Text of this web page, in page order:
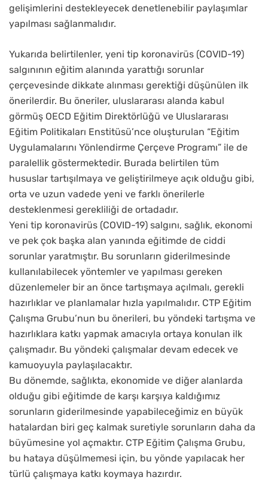
gelişimlerini destekleyecek denetlenebilir paylaşımlar
yapılması sağlanmalıdır.
Yukarıda belirtilenler, yeni tip koronavirüs (COVID-19)
salgınının eğitim alanında yarattığı sorunlar
çerçevesinde dikkate alınması gerektiği düşünülen ilk
önerilerdir. Bu öneriler, uluslararası alanda kabul
görmüş OECD Eğitim Direktörlüğü ve Uluslararası
Eğitim Politikaları Enstitüsü’nce oluşturulan “Eğitim
Uygulamalarını Yönlendirme Çerçeve Programı” ile de
paralellik göstermektedir. Burada belirtilen tüm
hususlar tartışılmaya ve geliştirilmeye açık olduğu gibi,
orta ve uzun vadede yeni ve farklı önerilerle
desteklenmesi gerekliliği de ortadadır.
Yeni tip koronavirüs (COVID-19) salgını, sağlık, ekonomi
ve pek çok başka alan yanında eğitimde de ciddi
sorunlar yaratmıştır. Bu sorunların giderilmesinde
kullanılabilecek yöntemler ve yapılması gereken
düzenlemeler bir an önce tartışmaya açılmalı, gerekli
hazırlıklar ve planlamalar hızla yapılmalıdır. CTP Eğitim
Çalışma Grubu’nun bu önerileri, bu yöndeki tartışma ve
hazırlıklara katkı yapmak amacıyla ortaya konulan ilk
çalışmadır. Bu yöndeki çalışmalar devam edecek ve
kamuoyuyla paylaşılacaktır.
Bu dönemde, sağlıkta, ekonomide ve diğer alanlarda
olduğu gibi eğitimde de karşı karşıya kaldığımız
sorunların giderilmesinde yapabileceğimiz en büyük
hatalardan biri geç kalmak suretiyle sorunların daha da
büyümesine yol açmaktır. CTP Eğitim Çalışma Grubu,
bu hataya düşülmemesi için, bu yönde yapılacak her
türlü çalışmaya katkı koymaya hazırdır.